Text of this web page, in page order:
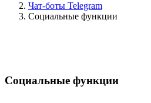
Чат-боты Telegram
Социальные функции
Социальные функции